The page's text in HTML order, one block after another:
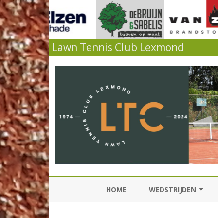
Lawn Tennis Club Lexmond
HOME WEDSTRIJDEN